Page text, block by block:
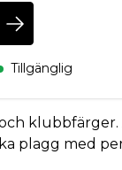
Tillgänglig
klubbfärger.
plagg med